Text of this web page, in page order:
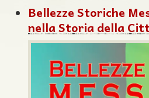
Bellezze Storiche
nella Storia della